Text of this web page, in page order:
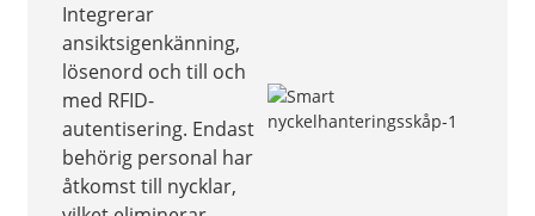
Integrerar
ansiktsigenkänning,
lösenord och till och
med RFID-
autentisering. Endast
behörig personal har
åtkomst till nycklar,